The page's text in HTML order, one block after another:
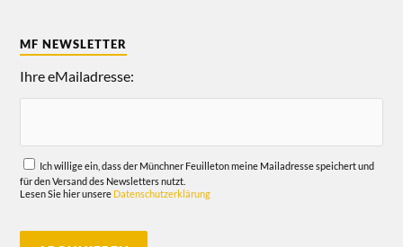
MF NEWSLETTER
Ihre eMailadresse:
Ich willige ein, dass der Münchner Feuilleton meine Mailadresse speichert und
für den Versand des Newsletters nutzt.
Lesen Sie hier unsere Datenschutzerklärung